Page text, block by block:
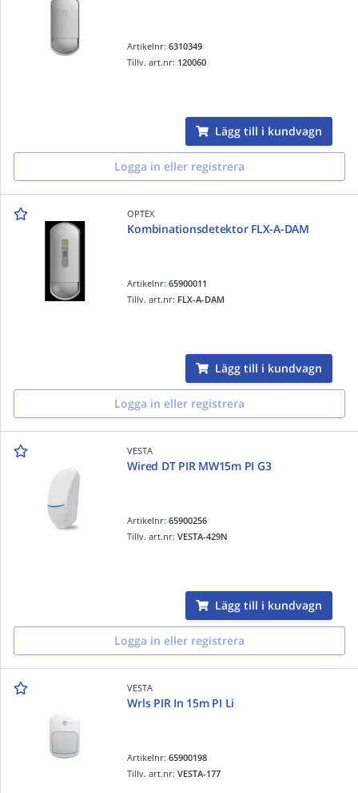
Artikelnr:6310349
Tillv. art.nr: 120060
Lägg till i kundvagn
Logga in eller registrera
OPTEX
Kombinationsdetektor FLX-A-DAM
Artikelnr:65900011
Tillv. art.nr: FLX-A-DAM
Lägg till i kundvagn
Logga in eller registrera
VESTA
Wired DT PIR MW15m PI G3
Artikelnr:65900256
Tillv. art.nr:VESTA-429N
Lägg till i kundvagn
Logga in eller registrera
VESTA
Wrls PIR In 15m PI Li
Artikelnr:65900198
Tillv. art.nr:VESTA-177